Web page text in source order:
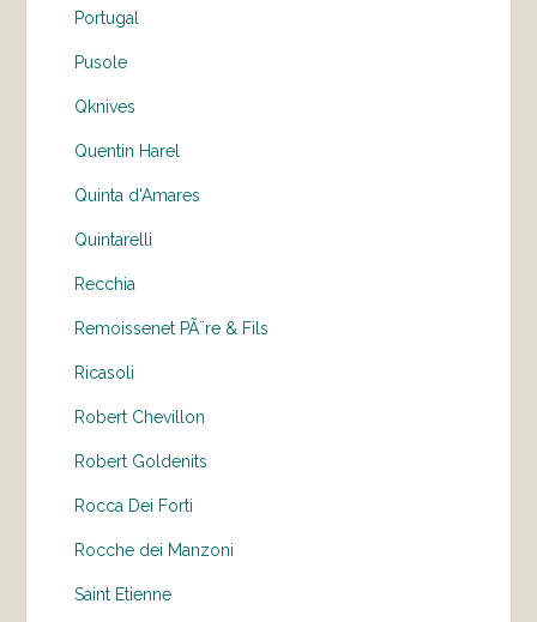
Portugal
Pusole
Qknives
Quentin Harel
Quinta d'Amares
Quintarelli
Recchia
Remoissenet PÃ¨re & Fils
Ricasoli
Robert Chevillon
Robert Goldenits
Rocca Dei Forti
Rocche dei Manzoni
Saint Etienne